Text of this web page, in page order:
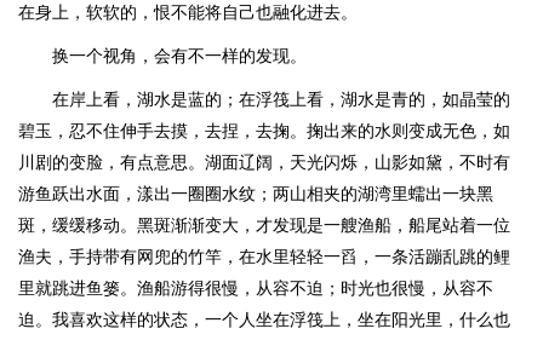
在身上，软软的，恨不能将自己也融化进去。
换一个视角，会有不一样的发现。
在岸上看，湖水是蓝的；在浮筏上看，湖水是青的，如晶莹的
碧玉，忍不住伸手去摸，去捏，去掬。掬出来的水则变成无色，如
川剧的变脸，有点意思。湖面辽阔，天光闪烁，山影如黛，不时有
游鱼跃出水面，漾出一圈圈水纹；两山相夹的湖湾里蠕出一块黑
斑，缓缓移动。黑斑渐渐变大，才发现是一艘渔船，船尾站着一位
渔夫，手持带有网兜的竹竿，在水里轻轻一舀，一条活蹦乱跳的鲤
里就跳进鱼篓。渔船游得很慢，从容不迫；时光也很慢，从容不
迫。我喜欢这样的状态，一个人坐在浮筏上，坐在阳光里，什么也